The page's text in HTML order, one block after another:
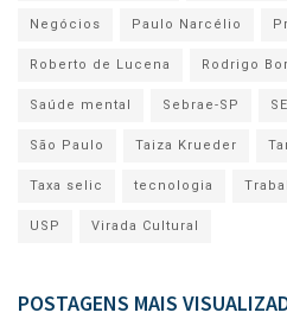
Negócios Paulo Narcélio
Roberto de Lucena Rodrigo
Saúde mental Sebrae-SP
São Paulo Taiza Krueder
Taxa selic tecnologia
USP Virada Cultural
POSTAGENS MAIS